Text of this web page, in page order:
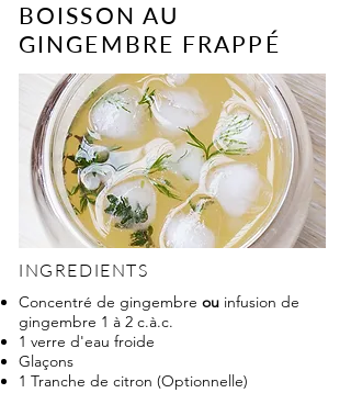
BOISSON AU
GINGEMBRE FRAPPÉ
INGREDIENTS
Concentré de gingembre ou infusion de
gingembre 1 à 2 c.à.c.
1 verre d'eau froide
Glaçons
1 Tranche de citron (Optionnelle)